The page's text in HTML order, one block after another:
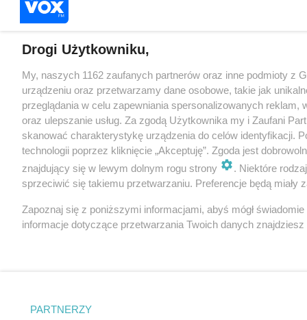
Drogi Użytkowniku,
My, naszych 1162 zaufanych partnerów oraz inne podmioty z
urządzeniu oraz przetwarzamy dane osobowe, takie jak
przeglądania w celu zapewniania spersonalizowanych
oraz ulepszanie usług. Za zgodą Użytkownika my i Zaufani
skanować charakterystykę urządzenia do celów identyfikacji.
technologii poprzez kliknięcie „Akceptuję”. Zgoda jest
znajdujący się w lewym dolnym rogu strony
. Niektóre
sprzeciwić się takiemu przetwarzaniu. Preferencje będą miały
Zapoznaj się z poniższymi informacjami, abyś mógł
informacje dotyczące przetwarzania Twoich danych
PARTNERZY